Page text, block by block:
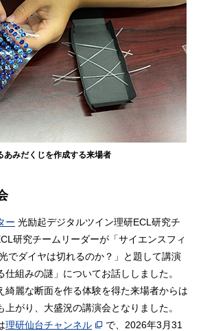
あみだくじを作成する来場者
ー 光励起デジタルツイン理研ECL研究チ
研究チームリーダーが「サイエンスフィ
でダイヤは切れるのか？」と題して講演
仕組みの謎」についてお話ししました。
綺麗な断面を作る体験を得た来場者からは
上がり、大盛況の講演会となりました。
理研仙台チャンネル
で、2026年3月31